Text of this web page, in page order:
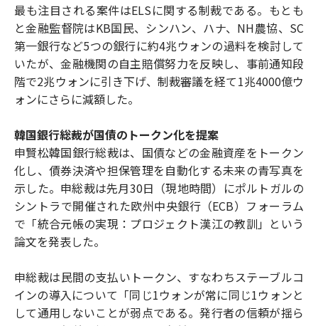
最も注目される案件はELSに関する制裁である。もとも
と金融監督院はKB国民、シンハン、ハナ、NH農協、SC
第一銀行など5つの銀行に約4兆ウォンの過料を検討して
いたが、金融機関の自主賠償努力を反映し、事前通知段
階で2兆ウォンに引き下げ、制裁審議を経て1兆4000億ウ
ォンにさらに減額した。
韓国銀行総裁が国債のトークン化を提案
申賢松韓国銀行総裁は、国債などの金融資産をトークン
化し、債券決済や担保管理を自動化する未来の青写真を
示した。申総裁は先月30日（現地時間）にポルトガルの
シントラで開催された欧州中央銀行（ECB）フォーラム
で「統合元帳の実現：プロジェクト漢江の教訓」という
論文を発表した。
申総裁は民間の支払いトークン、すなわちステーブルコ
インの導入について「同じ1ウォンが常に同じ1ウォンと
して通用しないことが弱点である。発行者の信頼が揺ら